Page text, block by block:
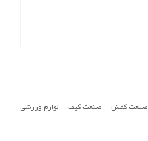
صنعت کفش – صنعت کیف – لوازم ورزشی